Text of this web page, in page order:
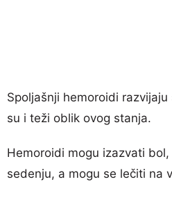
Spoljašnji hemoroidi
su i teži oblik ovog stanja.
Hemoroidi mogu izazvati
sedenju, a mogu se lečiti na